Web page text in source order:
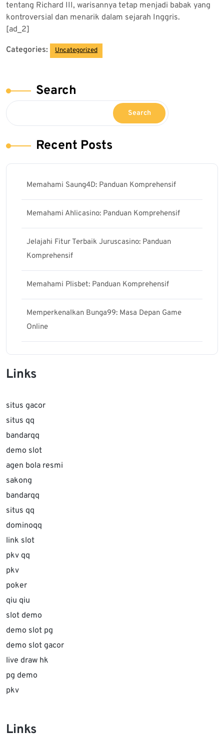
tentang Richard III, warisannya tetap menjadi babak yang
kontroversial dan menarik dalam sejarah Inggris.
[ad_2]
Categories: Uncategorized
Search
Search
Recent Posts
Memahami Saung4D: Panduan Komprehensif
Memahami Ahlicasino: Panduan Komprehensif
Jelajahi Fitur Terbaik Juruscasino: Panduan
Komprehensif
Memahami Plisbet: Panduan Komprehensif
Memperkenalkan Bunga99: Masa Depan Game
Online
Links
situs gacor
situs qq
bandarqq
demo slot
agen bola resmi
sakong
bandarqq
situs qq
dominoqq
link slot
pkv qq
pkv
poker
qiu qiu
slot demo
demo slot pg
demo slot gacor
live draw hk
pg demo
pkv
Links